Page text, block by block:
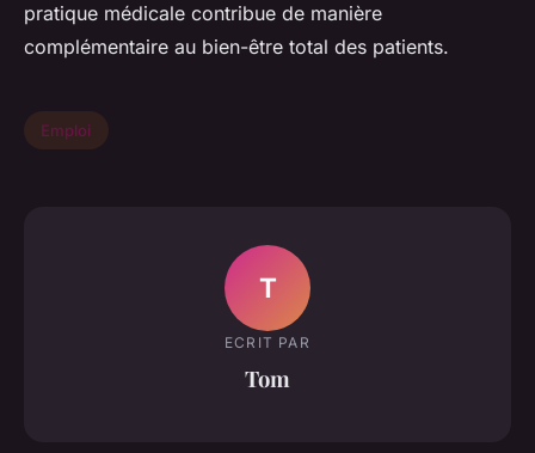
pratique médicale contribue de manière
complémentaire au bien-être total des patients.
Emploi
T
ECRIT PAR
Tom